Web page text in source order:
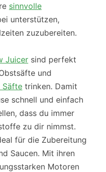
sinnvolle
unterstützen,
zuzubereiten.
Juicer sind perfekt
und
Säfte trinken. Damit
schnell und einfach
dass du immer
zu dir nimmst.
für die Zubereitung
Saucen. Mit ihren
Motoren